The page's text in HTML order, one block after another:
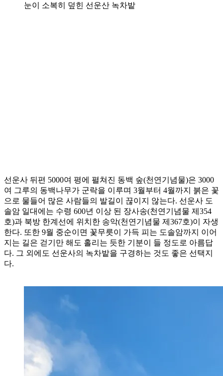
눈이 소복히 덮힌 선운산 녹차밭
선운사 뒤편 5000여 평에 펼쳐진 동백 숲(천연기념물)은 3000
여 그루의 동백나무가 군락을 이루며 3월부터 4월까지 붉은 꽃
으로 물들어 많은 사람들의 발길이 끊이지 않는다. 선운사 도
솔암 일대에는 수령 600년 이상 된 장사송(천연기념물 제354
호)과 북방 한계선에 위치한 송악(천연기념물 제367호)이 자생
한다. 또한 9월 중순이면 꽃무릇이 가득 피는 도솔암까지 이어
지는 길은 걷기만 해도 홀리는 듯한 기분이 들 정도로 아름답
다. 그 외에도 선운사의 녹차밭을 구경하는 것도 좋은 선택지
다.